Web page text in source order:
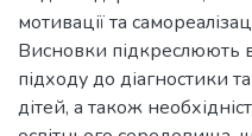
мотивації та
Висновки підкреслюють
підходу до діагностики
дітей, а також